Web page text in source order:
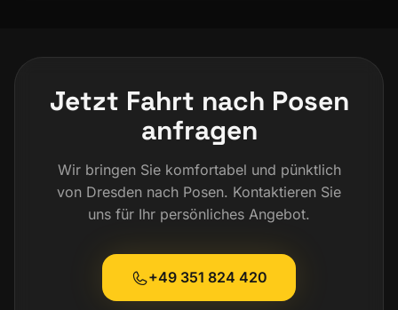
Jetzt Fahrt nach Posen
anfragen
Wir bringen Sie komfortabel und pünktlich
von Dresden nach Posen. Kontaktieren Sie
uns für Ihr persönliches Angebot.
+49 351 824 420